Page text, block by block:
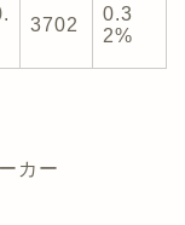
3702
0.3
2%
カー